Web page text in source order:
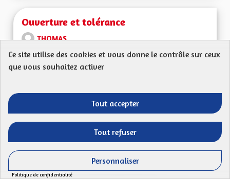
Ouverture et tolérance
THOMAS
Mon Code postal : 68580Ma proposition : les élus /
élues devront respecter toutes les personnes...
21/04/2023
50 50 ABONNÉS
SUIVRE
OUVERTURE ET
VOIR LA PROPOSITION
Ce site utilise des cookies et vous donne le contrôle sur ceux
que vous souhaitez activer
Tout accepter
Tout refuser
Personnaliser
Politique de confidentialité